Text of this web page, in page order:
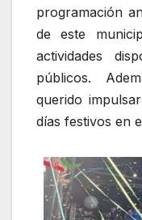
programación
de este
actividades
públicos.
querido
días festivos en